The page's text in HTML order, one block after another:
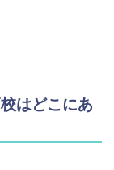
はどこにあ